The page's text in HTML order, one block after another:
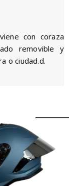
con coraza
removible y
o ciudad.d.